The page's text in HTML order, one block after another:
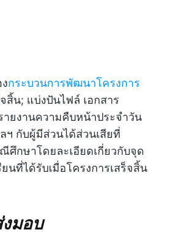
กระบวนการพัฒนาโครงการ
สิ้น; แบ่งปันไฟล์ เอกสาร
ายงานความคืบหน้าประจำวัน
ฯ กับผู้มีส่วนได้ส่วนเสียที่
ศึกษาโดยละเอียดเกี่ยวกับจุด
นที่ได้รับเมื่อโครงการเสร็จสิ้น
มอบ